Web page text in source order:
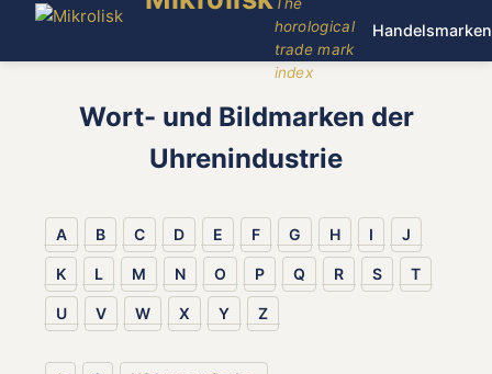
horological
trade mark
index
Handelsmarken
Wort- und Bildmarken der
Uhrenindustrie
A B C D E F G H I J
K L M N O P Q R S T
U V W X Y Z